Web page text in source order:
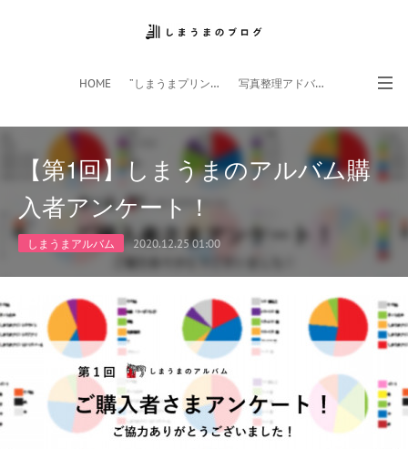
HOME ”しまうまプリント”サイト 写真整理アドバイザー
スマホアプリ
【第1回】しまうまのアルバム購
入者アンケート！
しまうまアルバム 2020.12.25 01:00